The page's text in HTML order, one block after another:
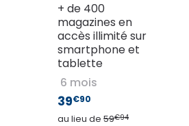
+ de 400
magazines en
accès illimité sur
smartphone et
tablette
6 mois
39€90
au lieu de 59€94